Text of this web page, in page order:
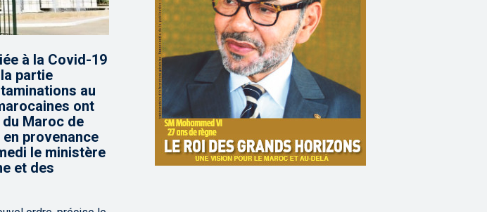
à la Covid-19
partie
au
ont
Maroc de
provenance
le ministère
et des